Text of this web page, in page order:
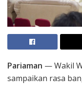
Pariaman — Wakil
sampaikan rasa